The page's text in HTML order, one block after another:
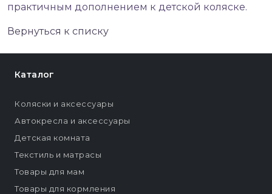
практичным дополнением к детской коляске.
Вернуться к списку
Каталог
Коляски и аксессуары
Автокресла и аксессуары
Детская комната
Текстиль и матрасы
Товары для мам
Товары для кормления